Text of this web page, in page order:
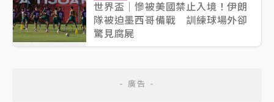
世界盃｜慘被美國禁止入境！伊朗
隊被迫墨西哥備戰 訓練球場外卻
驚見腐屍